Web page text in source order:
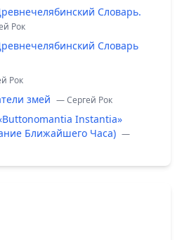
Словарь.
Рок
Словарь
Рок
змей — Сергей Рок
Instantia»
Ближайшего Часа) —